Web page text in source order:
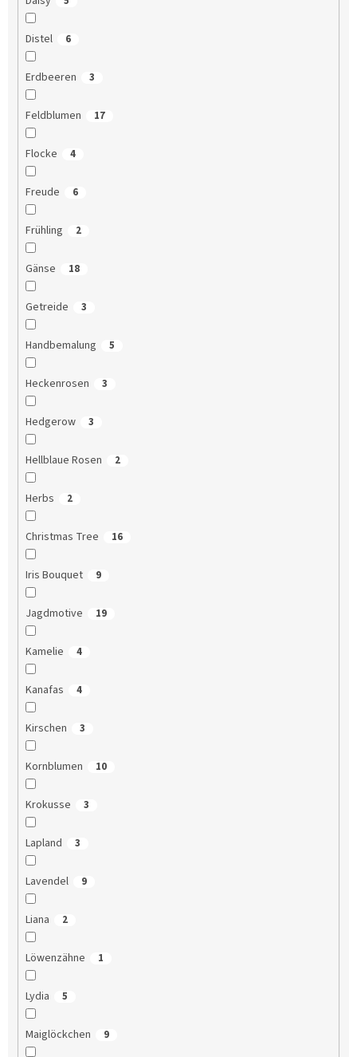
Distel 6
Erdbeeren 3
Feldblumen 17
Flocke 4
Freude 6
Frühling 2
Gänse 18
Getreide 3
Handbemalung 5
Heckenrosen 3
Hedgerow 3
Hellblaue Rosen 2
Herbs 2
Christmas Tree 16
Iris Bouquet 9
Jagdmotive 19
Kamelie 4
Kanafas 4
Kirschen 3
Kornblumen 10
Krokusse 3
Lapland 3
Lavendel 9
Liana 2
Löwenzähne 1
Lydia 5
Maiglöckchen 9